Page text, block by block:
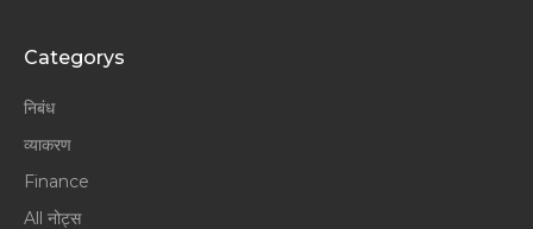
Categorys
निबंध
व्याकरण
Finance
All नोट्स